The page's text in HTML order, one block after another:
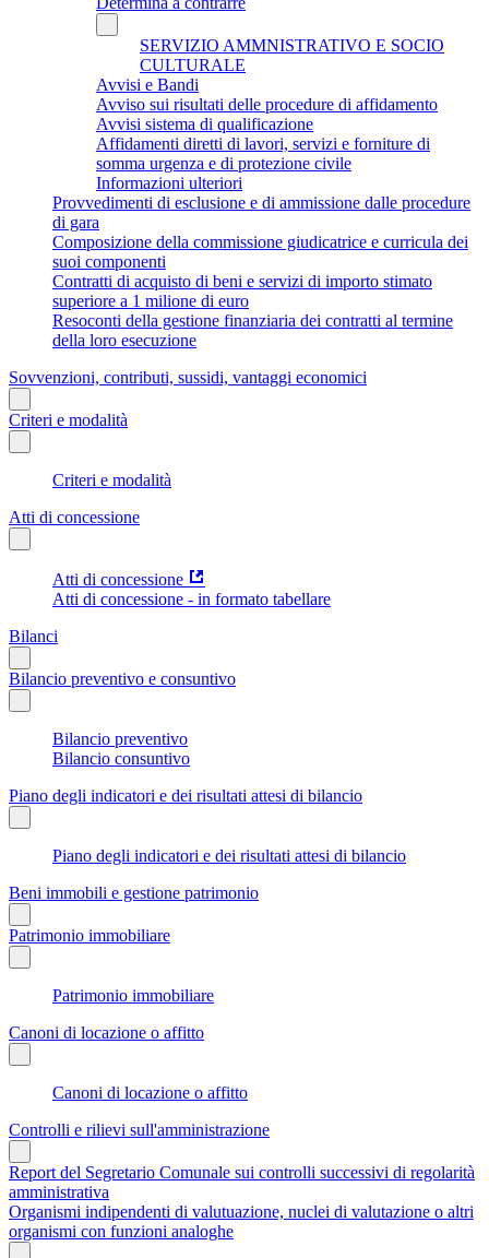
SERVIZIO AMMNISTRATIVO E SOCIO
CULTURALE
Avvisi e Bandi
Avviso sui risultati delle procedure di affidamento
Avvisi sistema di qualificazione
Affidamenti diretti di lavori, servizi e forniture di
somma urgenza e di protezione civile
Informazioni ulteriori
Provvedimenti di esclusione e di ammissione dalle procedure
di gara
Composizione della commissione giudicatrice e curricula dei
suoi componenti
Contratti di acquisto di beni e servizi di importo stimato
superiore a 1 milione di euro
Resoconti della gestione finanziaria dei contratti al termine
della loro esecuzione
Sovvenzioni, contributi, sussidi, vantaggi economici
Criteri e modalità
Criteri e modalità
Atti di concessione
Atti di concessione
Atti di concessione - in formato tabellare
Bilanci
Bilancio preventivo e consuntivo
Bilancio preventivo
Bilancio consuntivo
Piano degli indicatori e dei risultati attesi di bilancio
Piano degli indicatori e dei risultati attesi di bilancio
Beni immobili e gestione patrimonio
Patrimonio immobiliare
Patrimonio immobiliare
Canoni di locazione o affitto
Canoni di locazione o affitto
Controlli e rilievi sull'amministrazione
Report del Segretario Comunale sui controlli successivi di regolarità
amministrativa
Organismi indipendenti di valutuazione, nuclei di valutazione o altri
organismi con funzioni analoghe